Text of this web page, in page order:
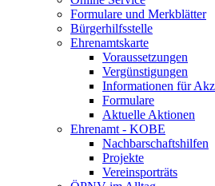
Formulare und Merkblätter
Bürgerhilfsstelle
Ehrenamtskarte
Voraussetzungen
Vergünstigungen
Informationen für
Formulare
Aktuelle Aktionen
Ehrenamt - KOBE
Nachbarschaftshilfen
Projekte
Vereinsporträts